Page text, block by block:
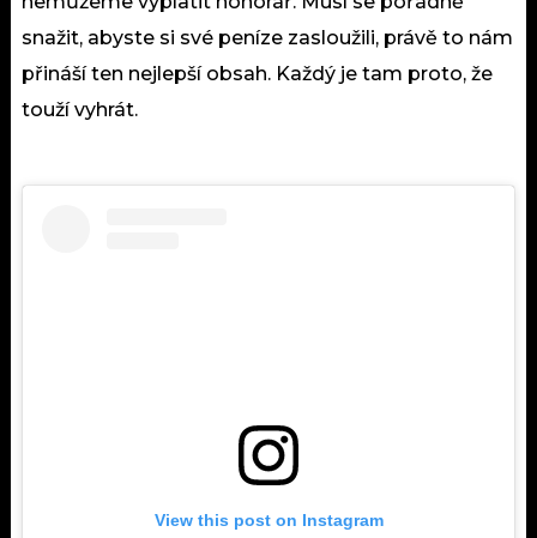
snažit, abyste si své peníze zasloužili, právě to nám
přináší ten nejlepší obsah. Každý je tam proto, že
touží vyhrát.
View this post on Instagram